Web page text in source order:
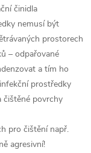
činidla
nemusí být
prostorech
– odpařované
a tím ho
prostředky
čištěné povrchy
pro čištění např.
agresivní!